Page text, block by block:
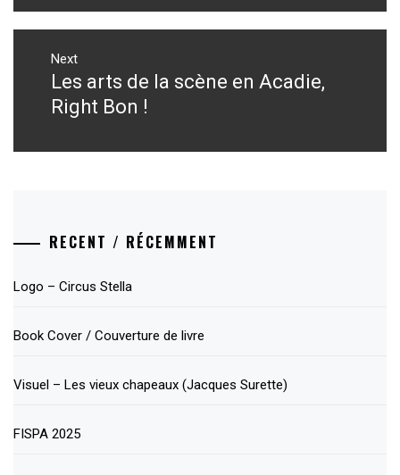
Next
Next
post:
Les arts de la scène en Acadie,
Right Bon !
RECENT / RÉCEMMENT
Logo – Circus Stella
Book Cover / Couverture de livre
Visuel – Les vieux chapeaux (Jacques Surette)
FISPA 2025